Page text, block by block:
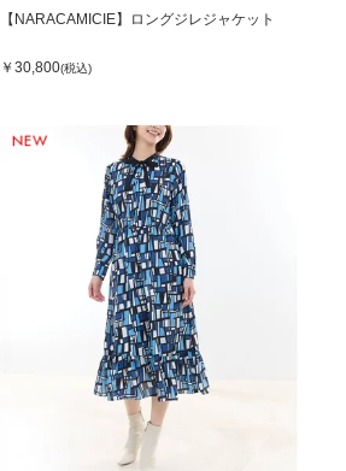
【NARACAMICIE】ロングジレジャケット
￥30,800(税込)